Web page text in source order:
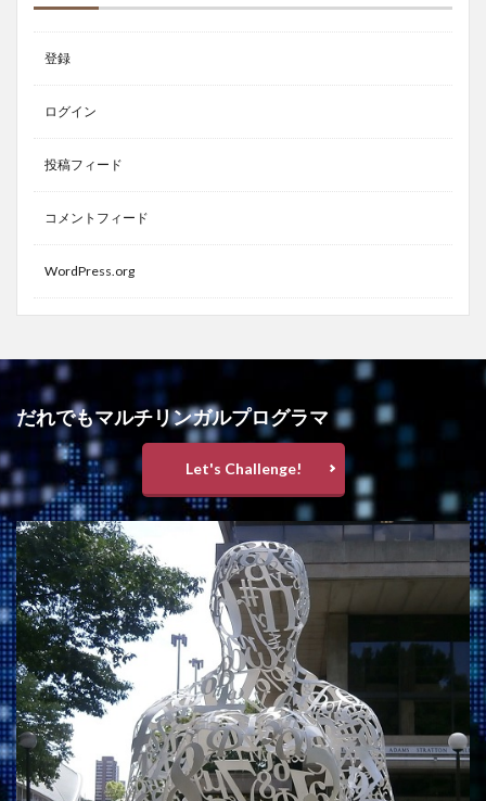
登録
ログイン
投稿フィード
コメントフィード
WordPress.org
だれでもマルチリンガルプログラマ
Let's Challenge!